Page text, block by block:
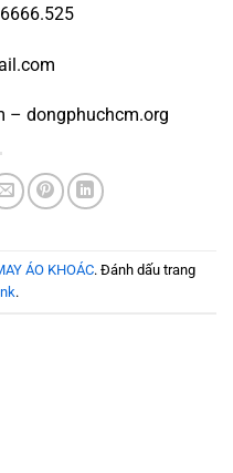
– dongphuchcm.org
ÁO KHOÁC. Đánh dấu trang
.